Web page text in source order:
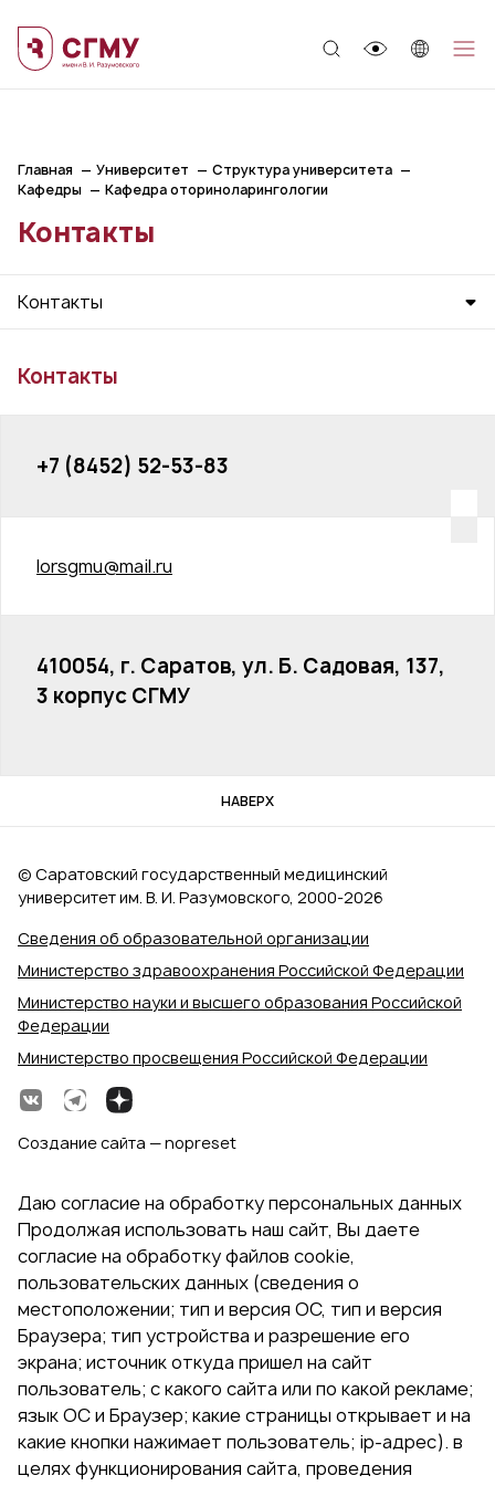
Главная Университет
Структура университета
Кафедры
Кафедра оториноларингологии
Контакты
Контакты
Контакты
+7 (8452) 52-53-83
lorsgmu@mail.ru
410054, г. Саратов, ул. Б. Садовая, 137,
3 корпус СГМУ
НАВЕРХ
Сведения об образовательной организации
Министерство здравоохранения Российской Федерации
Министерство науки и высшего образования Российской
Федерации
Министерство просвещения Российской Федерации
© Саратовский государственный медицинский
университет им. В. И. Разумовского, 2000‑2026
Создание сайта — nopreset
Даю согласие на обработку персональных данных
Продолжая использовать наш сайт, Вы даете
согласие на обработку файлов cookie,
пользовательских данных (сведения о
местоположении; тип и версия ОС, тип и версия
Браузера; тип устройства и разрешение его
экрана; источник откуда пришел на сайт
пользователь; с какого сайта или по какой рекламе;
язык ОС и Браузер; какие страницы открывает и на
какие кнопки нажимает пользователь; ip-адрес). в
целях функционирования сайта, проведения